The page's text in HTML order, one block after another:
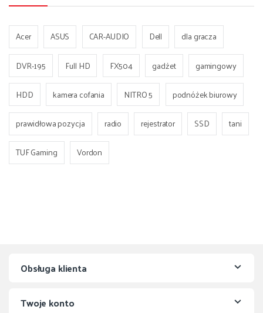
Acer ASUS CAR-AUDIO Dell
dla gracza
DVR-195
Full HD FX504 gadżet
gamingowy
HDD
kamera cofania NITRO 5
podnóżek biurowy
prawidłowa pozycja
radio rejestrator SSD
tani
TUF Gaming
Vordon
Obsługa klienta
Twoje konto